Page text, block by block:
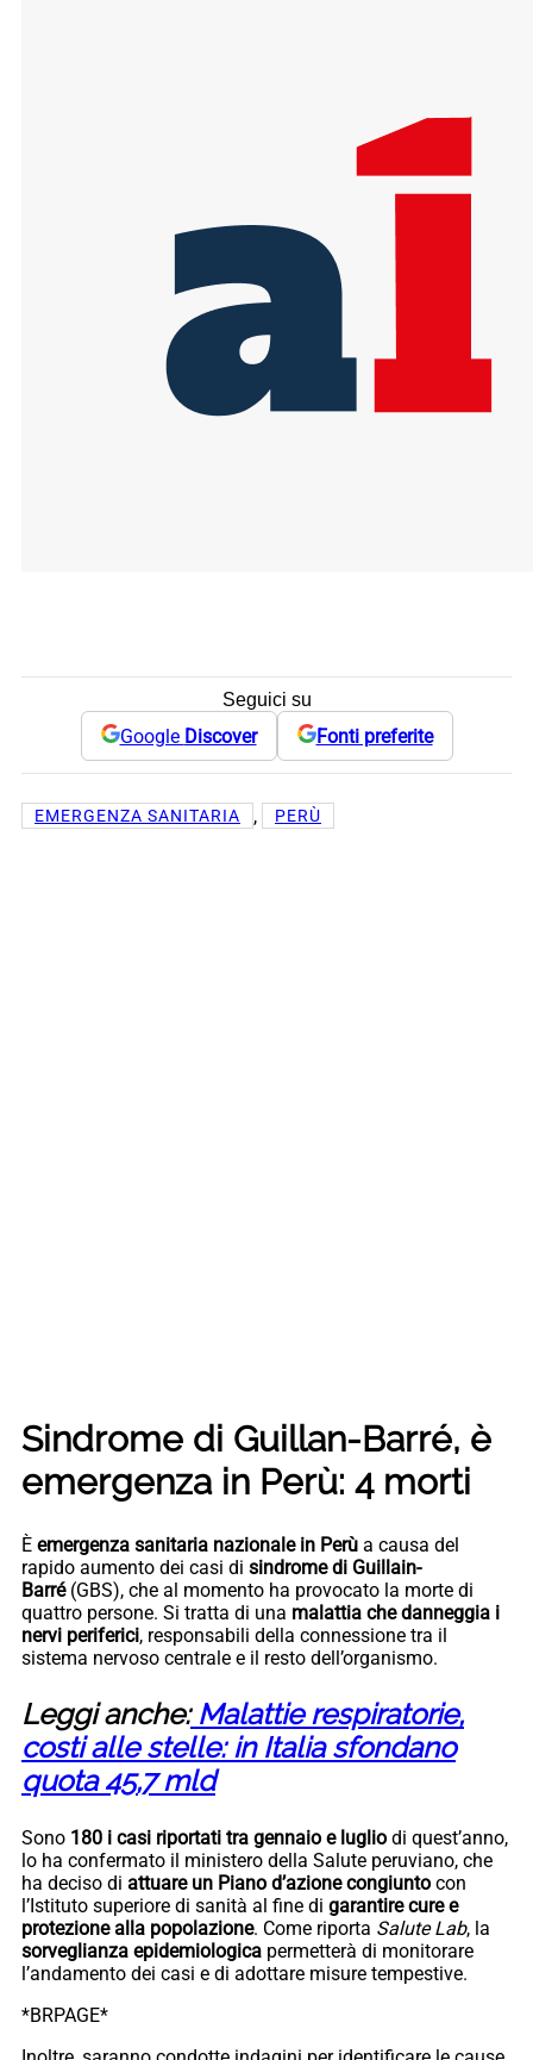
Seguici su
Google Discover Fonti preferite
EMERGENZA SANITARIA , PERÙ
Sindrome di Guillan-Barré, è
emergenza in Perù: 4 morti
È emergenza sanitaria nazionale in Perù a causa del
rapido aumento dei casi di sindrome di Guillain-
Barré(GBS), che al momento ha provocato la morte di
quattro persone. Si tratta di una malattia che danneggia i
nervi periferici, responsabili della connessione tra il
sistema nervoso centrale e il resto dell’organismo.
Leggi anche:Malattie respiratorie,
costi alle stelle: in Italia sfondano
quota 45,7 mld
Sono 180 i casi riportati tra gennaio e luglio di quest’anno,
lo ha confermato il ministero della Salute peruviano, che
ha deciso di attuare un Piano d’azione congiunto con
l’Istituto superiore di sanità al fine di garantire cure e
protezione alla popolazione. Come riporta Salute Lab, la
sorveglianza epidemiologica permetterà di monitorare
l’andamento dei casi e di adottare misure tempestive.
*BRPAGE*